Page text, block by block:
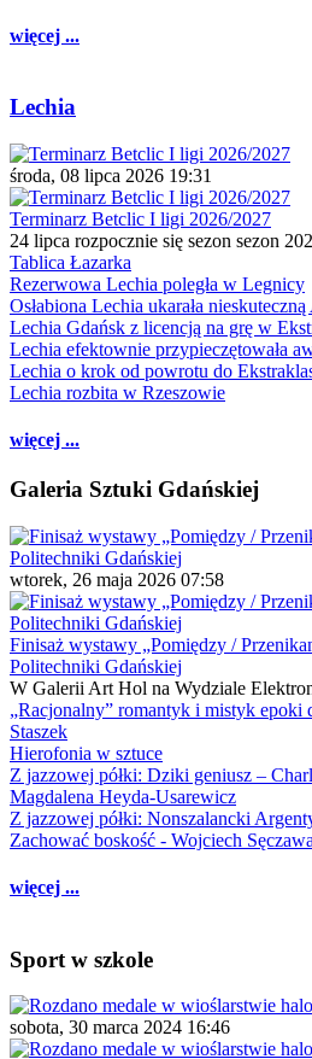
więcej ...
Lechia
środa, 08 lipca 2026 19:31
Terminarz Betclic I ligi 2026/2027
24 lipca rozpocznie się sezon sezon
Tablica Łazarka
Rezerwowa Lechia poległa w Legnicy
Osłabiona Lechia ukarała
Lechia Gdańsk z licencją na grę w
Lechia efektownie przypieczętowała
Lechia o krok od powrotu do
Lechia rozbita w Rzeszowie
więcej ...
Galeria Sztuki Gdańskiej
wtorek, 26 maja 2026 07:58
Finisaż wystawy „Pomiędzy /
Politechniki Gdańskiej
W Galerii Art Hol na Wydziale
„Racjonalny” romantyk i mistyk epoki
Staszek
Hierofonia w sztuce
Z jazzowej półki: Dziki geniusz –
Magdalena Heyda-Usarewicz
Z jazzowej półki: Nonszalancki
Zachować boskość - Wojciech Sęczawa
więcej ...
Sport w szkole
sobota, 30 marca 2024 16:46